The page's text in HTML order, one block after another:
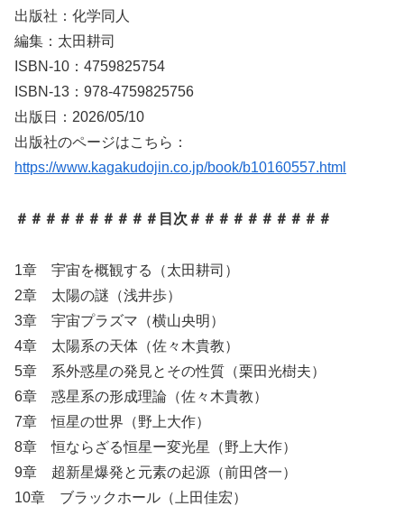
出版社：化学同人
編集：太田耕司
ISBN-10：4759825754
ISBN-13：978-4759825756
出版日：2026/05/10
出版社のページはこちら：
https://www.kagakudojin.co.jp/book/b10160557.html
＃＃＃＃＃＃＃＃＃＃目次＃＃＃＃＃＃＃＃＃＃
1章 宇宙を概観する（太田耕司）
2章 太陽の謎（浅井歩）
3章 宇宙プラズマ（横山央明）
4章 太陽系の天体（佐々木貴教）
5章 系外惑星の発見とその性質（栗田光樹夫）
6章 惑星系の形成理論（佐々木貴教）
7章 恒星の世界（野上大作）
8章 恒ならざる恒星ー変光星（野上大作）
9章 超新星爆発と元素の起源（前田啓一）
10章 ブラックホール（上田佳宏）